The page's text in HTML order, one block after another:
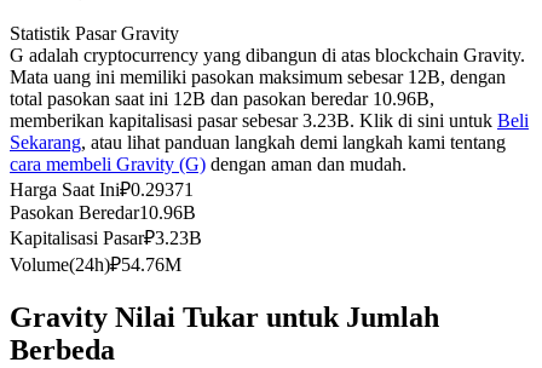
Copy Trading
Bergabunglah dengan pedagang top
Statistik Pasar Gravity
G adalah cryptocurrency yang dibangun di atas blockchain Gravity.
Mata uang ini memiliki pasokan maksimum sebesar 12B, dengan
total pasokan saat ini 12B dan pasokan beredar 10.96B,
memberikan kapitalisasi pasar sebesar 3.23B. Klik di sini untuk Beli
Sekarang, atau lihat panduan langkah demi langkah kami tentang
cara membeli Gravity (G) dengan aman dan mudah.
Harga Saat Ini₽0.29371
Pasokan Beredar10.96B
Kapitalisasi Pasar₽3.23B
Volume(24h)₽54.76M
Gravity Nilai Tukar untuk Jumlah
Berbeda